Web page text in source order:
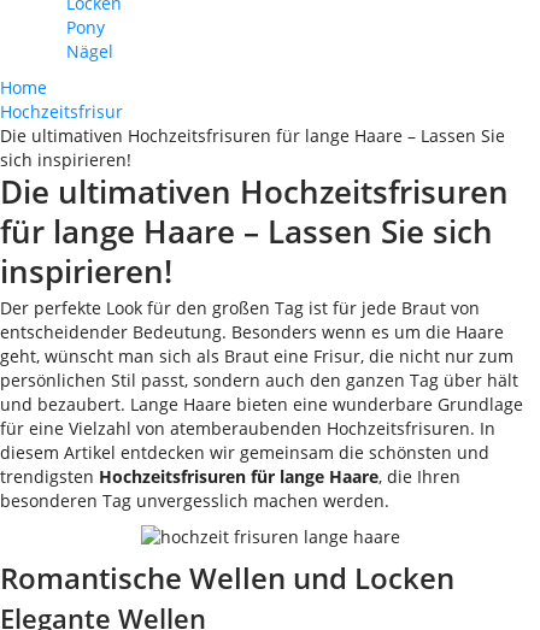
Pony
Nägel
Home
Hochzeitsfrisur
Die ultimativen Hochzeitsfrisuren für lange Haare – Lassen Sie
sich inspirieren!
Die ultimativen Hochzeitsfrisuren
für lange Haare – Lassen Sie sich
inspirieren!
Der perfekte Look für den großen Tag ist für jede Braut von
entscheidender Bedeutung. Besonders wenn es um die Haare
geht, wünscht man sich als Braut eine Frisur, die nicht nur zum
persönlichen Stil passt, sondern auch den ganzen Tag über hält
und bezaubert. Lange Haare bieten eine wunderbare Grundlage
für eine Vielzahl von atemberaubenden Hochzeitsfrisuren. In
diesem Artikel entdecken wir gemeinsam die schönsten und
trendigsten Hochzeitsfrisuren für lange Haare, die Ihren
besonderen Tag unvergesslich machen werden.
Romantische Wellen und Locken
Elegante Wellen